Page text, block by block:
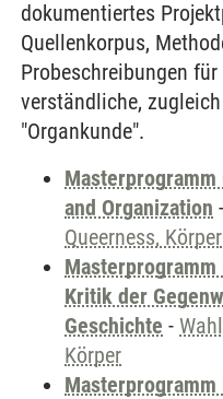
dokumentiertes
Quellenkorpus,
Probeschreibungen
verständliche,
"Organkunde".
and Organization -
Queerness, Körper
Kritik der
Geschichte -
Körper